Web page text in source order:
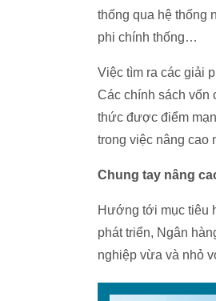
thống qua hệ thống
phi chính thống…
Việc tìm ra các giải
Các chính sách vốn
thức được điểm
trong việc nâng cao
Chung tay nâng
Hướng tới mục tiêu
phát triển, Ngân
nghiệp vừa và nhỏ